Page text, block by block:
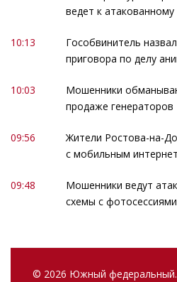
ведет к
10:13
Гособвинитель
приговора по делу
10:03
Мошенники
продаже генераторов
09:56
Жители Ростова-на-
с мобильным
09:48
Мошенники ведут
схемы с фотосессиями
© 2026 Южный